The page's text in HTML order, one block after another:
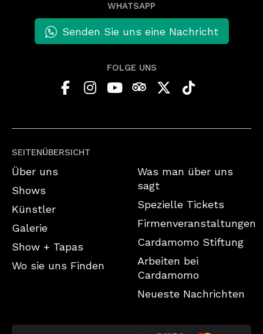
SEITENÜBERSICHT
Über uns
Shows
Künstler
Galerie
Show + Tapas
Wo sie uns Finden
Was man über uns
sagt
Spezielle Tickets
Firmenveranstaltungen
Cardamomo Stiftung
Arbeiten bei
Cardamomo
Neueste Nachrichten
WHATSAPP
Senden Sie uns eine Nachricht
FOLGE UNS